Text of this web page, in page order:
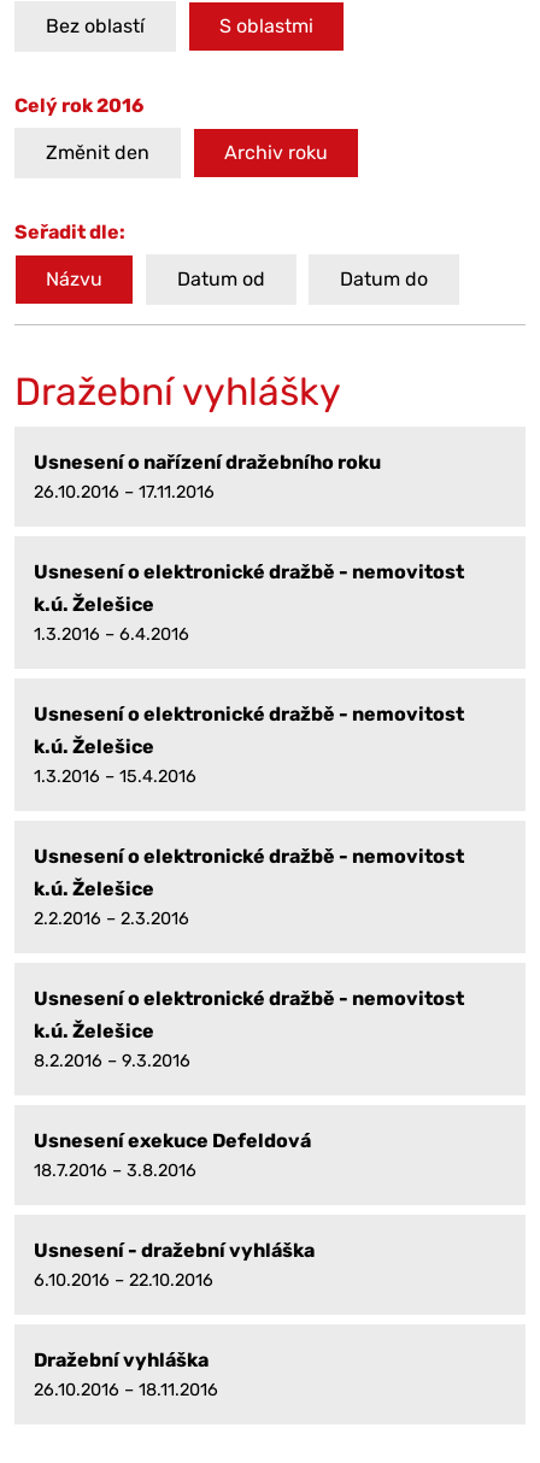
Bez oblastí S oblastmi
Celý rok 2016
Změnit den Archiv roku
Seřadit dle:
Názvu Datum od Datum do
Dražební vyhlášky
Usnesení o nařízení dražebního roku
26.10.2016 – 17.11.2016
Usnesení o elektronické dražbě - nemovitost
k.ú. Želešice
1.3.2016 – 6.4.2016
Usnesení o elektronické dražbě - nemovitost
k.ú. Želešice
1.3.2016 – 15.4.2016
Usnesení o elektronické dražbě - nemovitost
k.ú. Želešice
2.2.2016 – 2.3.2016
Usnesení o elektronické dražbě - nemovitost
k.ú. Želešice
8.2.2016 – 9.3.2016
Usnesení exekuce Defeldová
18.7.2016 – 3.8.2016
Usnesení - dražební vyhláška
6.10.2016 – 22.10.2016
Dražební vyhláška
26.10.2016 – 18.11.2016